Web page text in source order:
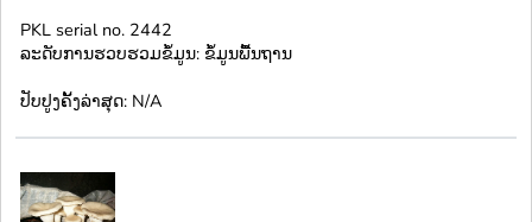
PKL serial no. 2442
ລະດັບການຮວບຮວມຂໍ້ມູນ: ຂໍ້ມູນພື້ນຖານ
ປັບປູງຄັ້ງລ່າສຸດ: N/A